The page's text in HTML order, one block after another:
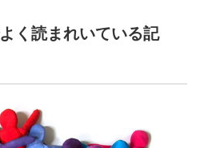
く読まれいている記